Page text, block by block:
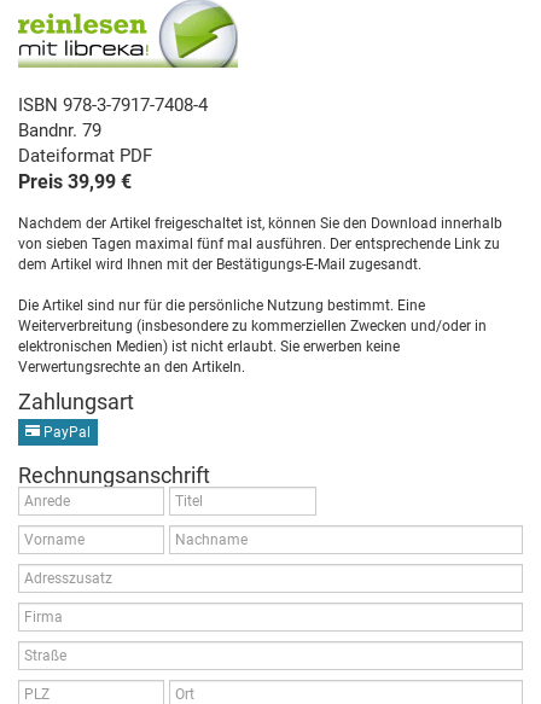
ISBN 978-3-7917-7408-4
Bandnr. 79
Dateiformat PDF
Preis 39,99 €
Nachdem der Artikel freigeschaltet ist, können Sie den Download innerhalb
von sieben Tagen maximal fünf mal ausführen. Der entsprechende Link zu
dem Artikel wird Ihnen mit der Bestätigungs-E-Mail zugesandt.
Die Artikel sind nur für die persönliche Nutzung bestimmt. Eine
Weiterverbreitung (insbesondere zu kommerziellen Zwecken und/oder in
elektronischen Medien) ist nicht erlaubt. Sie erwerben keine
Verwertungsrechte an den Artikeln.
Zahlungsart
PayPal
Rechnungsanschrift